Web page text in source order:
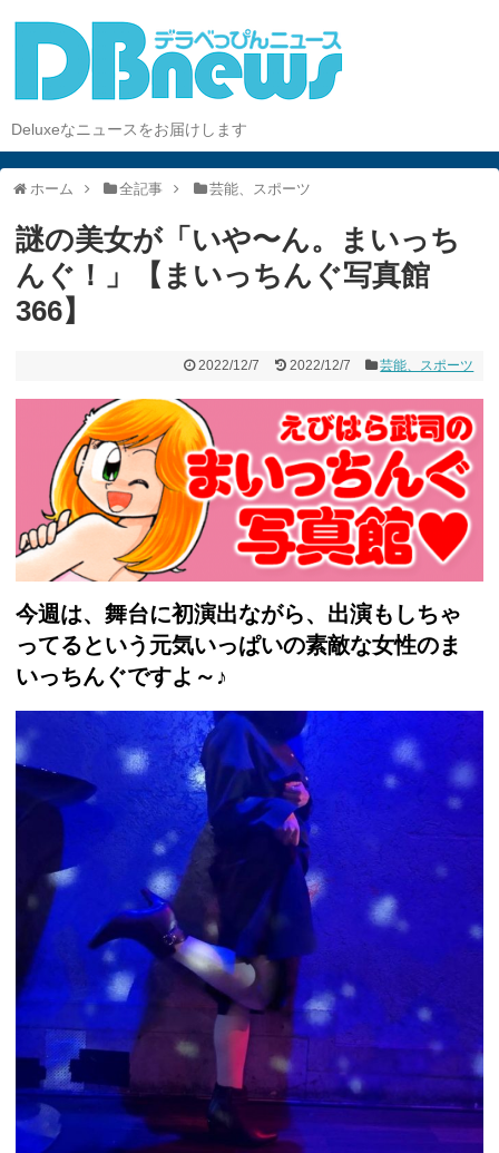
Deluxeなニュースをお届けします
ホーム 全記事 芸能、スポーツ
謎の美女が「いや〜ん。まいっち
んぐ！」【まいっちんぐ写真館
366】
2022/12/7 2022/12/7 芸能、スポーツ
今週は、舞台に初演出ながら、出演もしちゃ
ってるという元気いっぱいの素敵な女性のま
いっちんぐですよ～♪